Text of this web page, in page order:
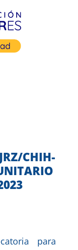
CHIH-
para